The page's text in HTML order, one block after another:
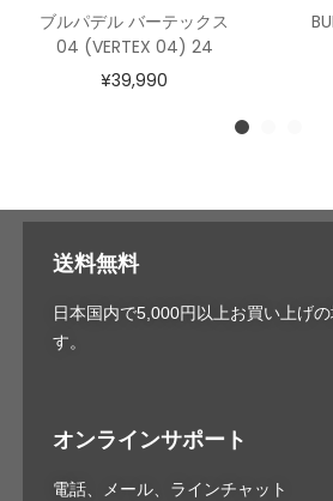
ブルパデル バーテックス
04 (VERTEX 04) 24
¥39,990
送料無料
日本国内で5,000円以上お買い上げ
す。
オンラインサポート
電話、メール、ラインチャット